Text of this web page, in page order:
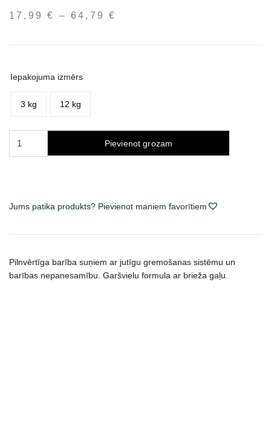
17,99€ – 64,79€
Iepakojuma izmērs
3 kg 12 kg
maistas
Pievienot grozam
Jums patika produkts? Pievienot maniem favorītiem
Pilnvērtīga barība suņiem ar jutīgu gremošanas sistēmu un
barības nepanesamību. Garšvielu formula ar brieža gaļu.